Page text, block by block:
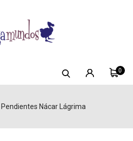
0
Pendientes Nácar Lágrima